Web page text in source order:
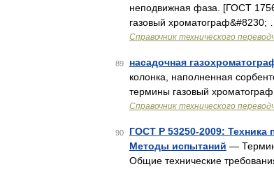
неподвижная фаза. [ГОСТ
газовый хроматограф&#8230; …
Справочник технического
89 насадочная
колонка, наполненная
термины газовый
Справочник технического
90
ГОСТ Р 53250-2009: Техника
Методы испытаний —
Общие технические